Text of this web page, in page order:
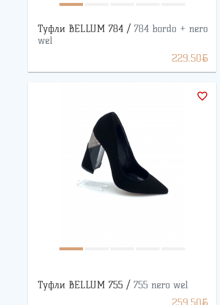
Туфли BELLUM 784 / 784 bordo + nero
wel
229.50BYN
favorite_border
Туфли BELLUM 755 / 755 nero wel
BYN